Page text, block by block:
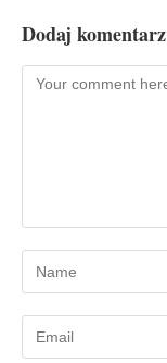
Dodaj komentarz